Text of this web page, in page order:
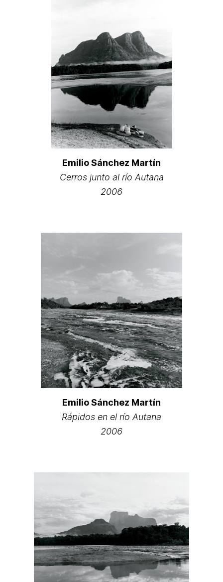
Emilio Sánchez Martín
Cerros junto al río Autana
2006
Emilio Sánchez Martín
Rápidos en el río Autana
2006